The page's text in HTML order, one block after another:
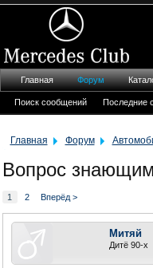
Главная Форум
Вопрос знающим
1 2 Вперёд >
Митяй
Дитё 90-х
Главная Форум
Поиск сообщений Последние